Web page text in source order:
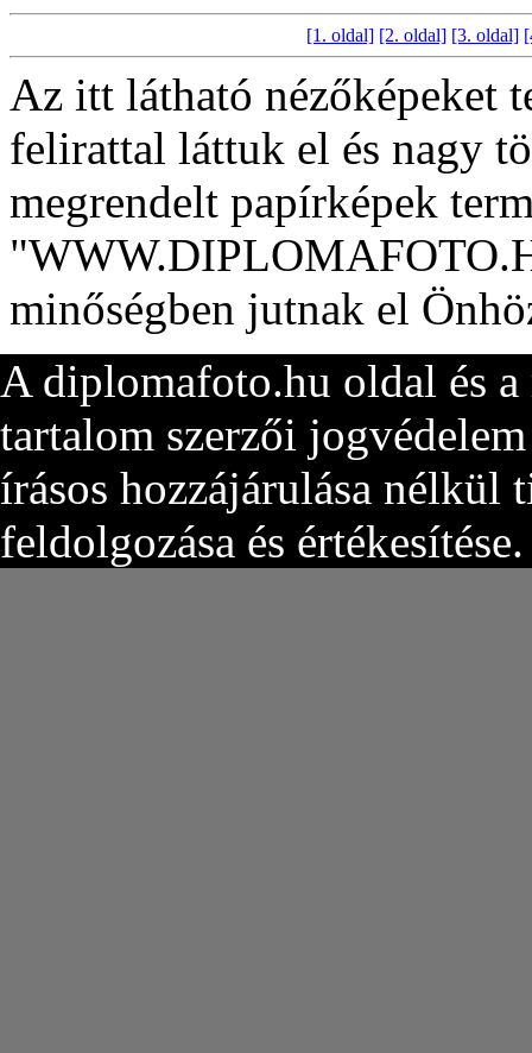
[1. oldal] [2. oldal] [3. oldal]
Az itt látható nézőképeket
felirattal láttuk el és nagy
megrendelt papírképek
minőségben jutnak el
A diplomafoto.hu oldal és a
tartalom szerzői
írásos hozzájárulása nélkül
feldolgozása és